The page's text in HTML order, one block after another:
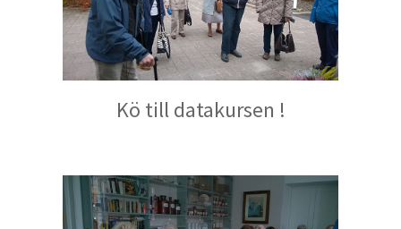
Kö till datakursen !